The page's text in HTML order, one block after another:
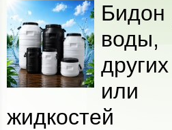
Бидон
или
жидкостей